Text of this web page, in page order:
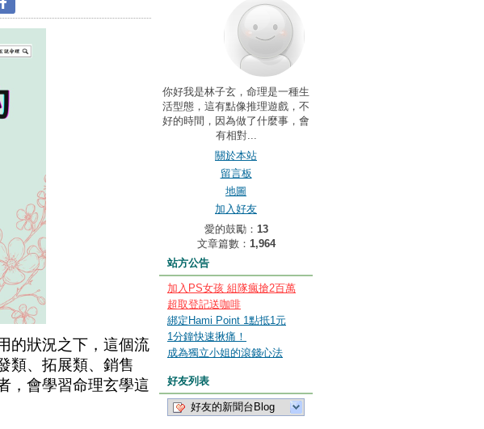
的狀況之下，這個流
類、拓展類、銷售
，會學習命理玄學這
你好我是林子玄，命理是一種生
活型態，這有點像推理遊戲，不
好的時間，因為做了什麼事，會
有相對...
關於本站
留言板
地圖
加入好友
愛的鼓勵： 13
文章篇數： 1,964
站方公告
加入PS女孩 組隊瘋搶2百萬
超取登記送咖啡
綁定Hami Point 1點抵1元
1分鐘快速揪痛！
成為獨立小姐的滾錢心法
好友列表
好友的新聞台Blog